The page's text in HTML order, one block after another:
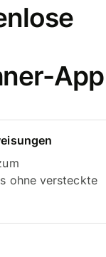
App
ohne versteckte